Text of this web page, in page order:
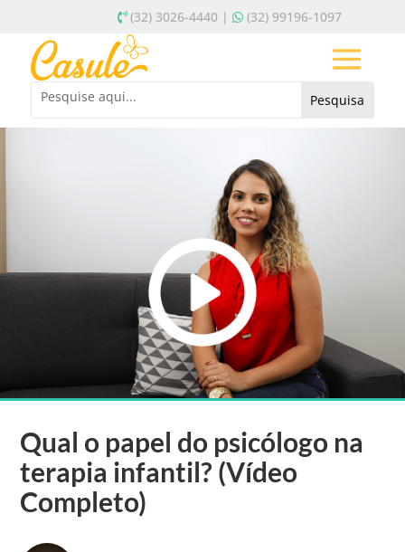
(32) 3026-4440 | (32) 99196-1097
Qual o papel do psicólogo na
terapia infantil? (Vídeo
Completo)